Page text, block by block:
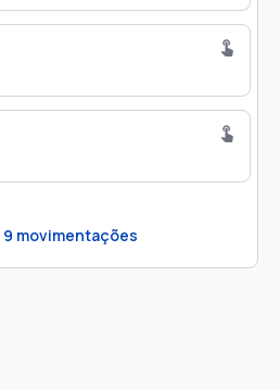
9 movimentações